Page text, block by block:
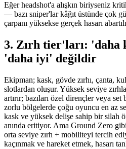
Eğer headshot'a alışkın biriyseniz
— bazı sniper'lar kâğıt üstünde çok
çarpanı yüksekse gerçek hasarı
3. Zırh tier'ları: 'daha
'daha iyi' değildir
Ekipman; kask, gövde zırhı, çanta,
slotlardan oluşur. Yüksek seviye
artırır; bazıları özel dirençler veya
zorlu bölgelerde çoğu oyuncu en az
kask ve yüksek delişe sahip bir silah
anında eritiyor. Ama Ground Zero
orta seviye zırh + mobiliteyi tercih
kaçınmak ve hareket etmek, hasarı